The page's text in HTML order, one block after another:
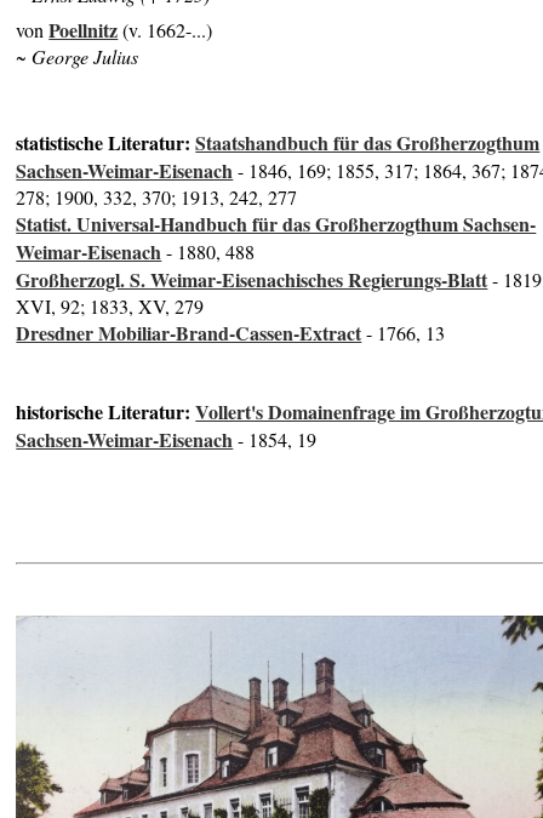
vonPoellnitz(v. 1662-...)
~ George Julius
statistische Literatur:Staatshandbuch für das Großherzogthum
Sachsen-Weimar-Eisenach- 1846, 169; 1855, 317; 1864, 367;
278; 1900, 332, 370; 1913, 242, 277
Statist. Universal-Handbuch für das Großherzogthum Sachsen-
Weimar-Eisenach- 1880, 488
Großherzogl. S. Weimar-Eisenachisches Regierungs-Blatt-
XVI, 92; 1833, XV, 279
Dresdner Mobiliar-Brand-Cassen-Extract- 1766, 13
historische Literatur:Vollert's Domainenfrage im
Sachsen-Weimar-Eisenach- 1854, 19